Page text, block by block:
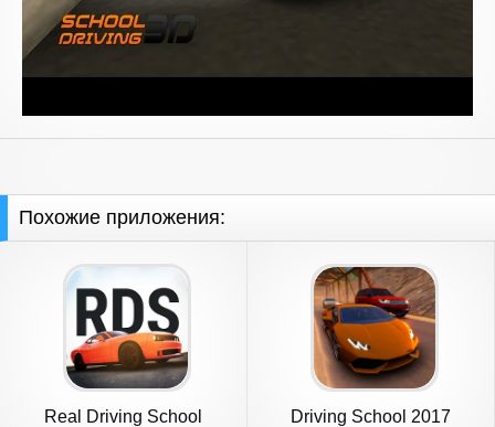
Похожие приложения:
Real Driving School Driving School 2017